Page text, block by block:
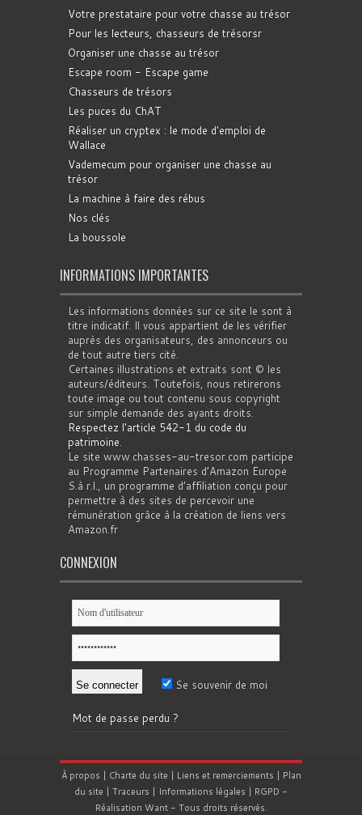
Votre prestataire pour votre chasse au trésor
Pour les lecteurs, chasseurs de trésorsr
Organiser une chasse au trésor
Escape room - Escape game
Chasseurs de trésors
Les puces du ChAT
Réaliser un cryptex : le mode d'emploi de
Wallace
Vademecum pour organiser une chasse au
trésor
La machine à faire des rébus
Nos clés
La boussole
INFORMATIONS IMPORTANTES
Les informations données sur ce site le sont à
titre indicatif. Il vous appartient de les vérifier
auprès des organisateurs, des annonceurs ou
de tout autre tiers cité.
Certaines illustrations et extraits sont © les
auteurs/éditeurs. Toutefois, nous retirerons
toute image ou tout contenu sous copyright
sur simple demande des ayants droits.
Respectez l'article 542-1 du code du
patrimoine.
Le site www.chasses-au-tresor.com participe
au Programme Partenaires d’Amazon Europe
S.à r.l., un programme d’affiliation conçu pour
permettre à des sites de percevoir une
rémunération grâce à la création de liens vers
Amazon.fr
CONNEXION
Se souvenir de moi
Mot de passe perdu ?
À propos | Charte du site | Liens et remerciements | Plan
du site | Traceurs | Informations légales | RGPD -
Réalisation Want- Tous droits réservés.